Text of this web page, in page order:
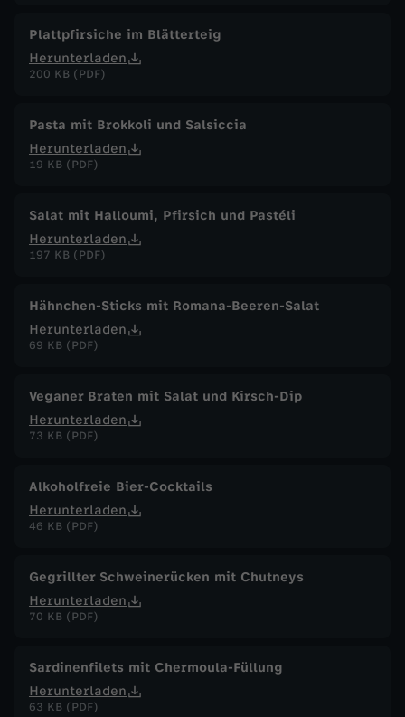
Plattpfirsiche im Blätterteig
Herunterladen
200 KB (PDF)
Pasta mit Brokkoli und Salsiccia
Herunterladen
19 KB (PDF)
Salat mit Halloumi, Pfirsich und Pastéli
Herunterladen
197 KB (PDF)
Hähnchen-Sticks mit Romana-Beeren-Salat
Herunterladen
69 KB (PDF)
Veganer Braten mit Salat und Kirsch-Dip
Herunterladen
73 KB (PDF)
Alkoholfreie Bier-Cocktails
Herunterladen
46 KB (PDF)
Gegrillter Schweinerücken mit Chutneys
Herunterladen
70 KB (PDF)
Sardinenfilets mit Chermoula-Füllung
Herunterladen
63 KB (PDF)